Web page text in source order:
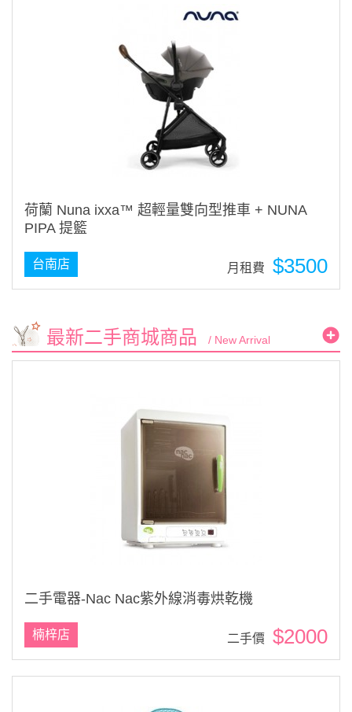
荷蘭 Nuna ixxa™ 超輕量雙向型推車 + NUNA
PIPA 提籃
$3500
月租費
台南店
最新二手商城商品 / New Arrival
二手電器-Nac Nac紫外線消毒烘乾機
$2000
二手價
楠梓店